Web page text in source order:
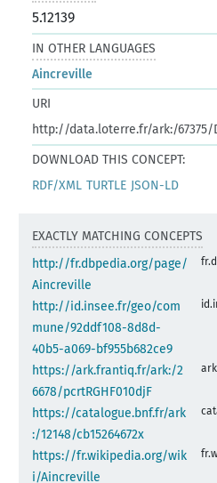
5.12139
IN OTHER LANGUAGES
Aincreville
URI
http://data.loterre.fr/ark:/67375/
DOWNLOAD THIS CONCEPT:
RDF/XML TURTLE JSON-LD
EXACTLY MATCHING CONCEPTS
http://fr.dbpedia.org/page/
Aincreville
http://id.insee.fr/geo/com
mune/92ddf108-8d8d-
40b5-a069-bf955b682ce9
https://ark.frantiq.fr/ark:/2
6678/pcrtRGHF010djF
https://catalogue.bnf.fr/ark
:/12148/cb15264672x
https://fr.wikipedia.org/wik
i/Aincreville